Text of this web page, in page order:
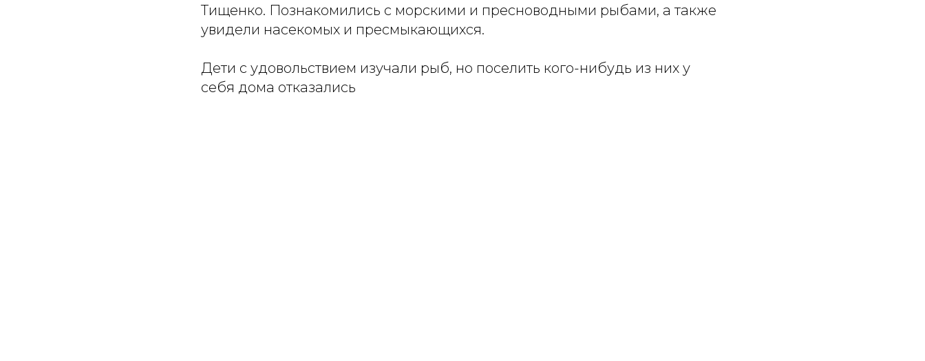
Тищенко. Познакомились с морскими и пресноводными рыбами, а также
увидели насекомых и пресмыкающихся.
Дети с удовольствием изучали рыб, но поселить кого-нибудь из них у
себя дома отказались